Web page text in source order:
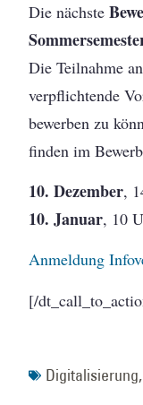
Die nächste
Die Teilnahme
verpflichtende
bewerben zu
finden im
10. Dezember,
10. Januar, 10
Anmeldung
[/
Digitalisierung,